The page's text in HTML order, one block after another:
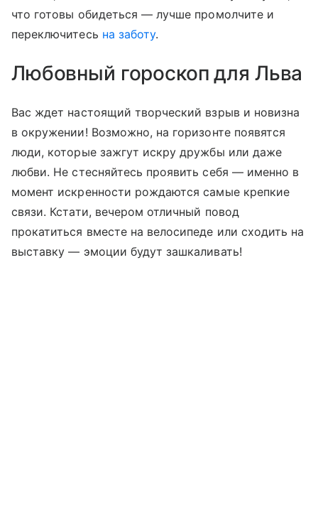
что готовы обидеться — лучше промолчите и
переключитесь на заботу.
Любовный гороскоп для Льва
Вас ждет настоящий творческий взрыв и новизна
в окружении! Возможно, на горизонте появятся
люди, которые зажгут искру дружбы или даже
любви. Не стесняйтесь проявить себя — именно в
момент искренности рождаются самые крепкие
связи. Кстати, вечером отличный повод
прокатиться вместе на велосипеде или сходить на
выставку — эмоции будут зашкаливать!